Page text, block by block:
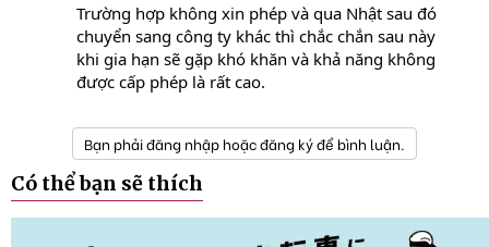
Trường hợp không xin phép và qua Nhật sau đó
chuyển sang công ty khác thì chắc chắn sau này
khi gia hạn sẽ gặp khó khăn và khả năng không
được cấp phép là rất cao.
Bạn phải đăng nhập hoặc đăng ký để bình luận.
Có thể bạn sẽ thích